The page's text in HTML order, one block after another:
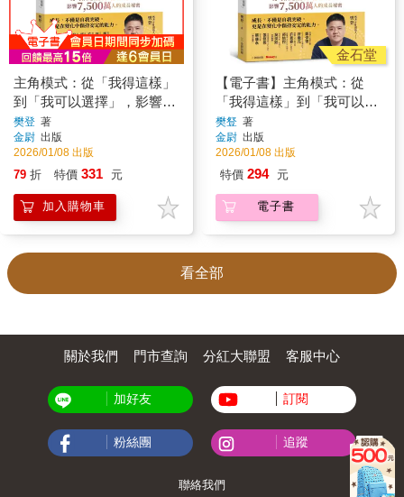
主角模式：從「我得這樣」
到「我可以選擇」，影響
7500萬人的成長祕密
樊登 著
金尉 出版
2026/01/08 出版
79 折 特價 331 元
加入購物車
金石堂
【電子書】主角模式：從
「我得這樣」到「我可以選
擇」，影響7,500萬人的成
長祕密
樊豋 著
金尉 出版
2026/01/08 出版
特價 294 元
電子書
看全部
關於我們 門市查詢 分紅大聯盟 客服中心
加好友 訂閱
粉絲團 追蹤
聯絡我們